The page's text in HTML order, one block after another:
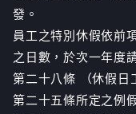
發。
員工之特別休假依前
之日數，於次一年度
第二十八條 （休假日
第二十五條所定之例